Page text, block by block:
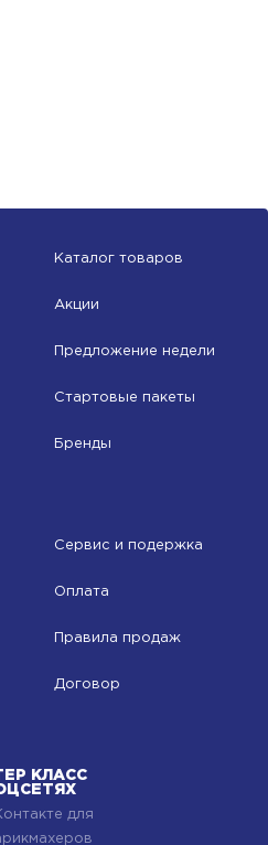
Каталог товаров
Акции
Предложение недели
Стартовые пакеты
Бренды
Сервис и подержка
Оплата
Правила продаж
Договор
КЛАСС
для